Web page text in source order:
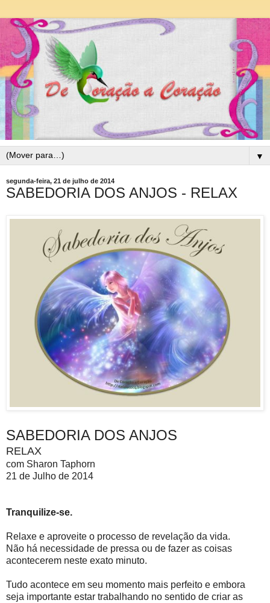
▼
segunda-feira, 21 de julho de 2014
SABEDORIA DOS ANJOS - RELAX
SABEDORIA DOS ANJOS
RELAX
com Sharon Taphorn
21 de Julho de 2014
Tranquilize-se.
Relaxe e aproveite o processo de revelação da vida.
Não há necessidade de pressa ou de fazer as coisas
acontecerem neste exato minuto.
Tudo acontece em seu momento mais perfeito e embora
seja importante estar trabalhando no sentido de criar as